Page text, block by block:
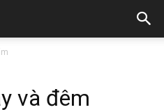
và đêm